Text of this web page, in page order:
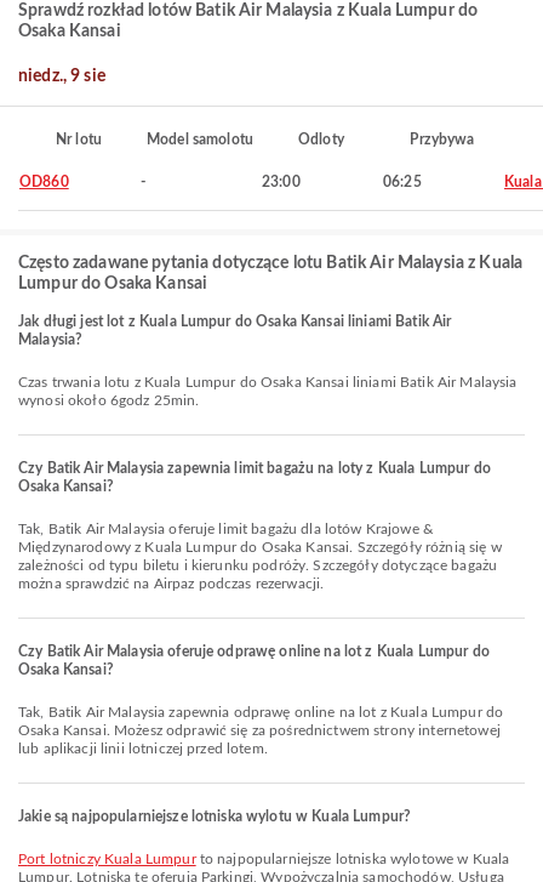
Sprawdź rozkład lotów Batik Air Malaysia z Kuala Lumpur do
Osaka Kansai
niedz., 9 sie
Nr lotu Model samolotu Odloty Przybywa
OD860 - 23:00 06:25
Często zadawane pytania dotyczące lotu Batik Air Malaysia z Kuala
Lumpur do Osaka Kansai
Jak długi jest lot z Kuala Lumpur do Osaka Kansai liniami Batik Air
Malaysia?
Czas trwania lotu z Kuala Lumpur do Osaka Kansai liniami Batik Air Malaysia
wynosi około 6godz 25min.
Czy Batik Air Malaysia zapewnia limit bagażu na loty z Kuala Lumpur do
Osaka Kansai?
Tak, Batik Air Malaysia oferuje limit bagażu dla lotów Krajowe &
Międzynarodowy z Kuala Lumpur do Osaka Kansai. Szczegóły różnią się w
zależności od typu biletu i kierunku podróży. Szczegóły dotyczące bagażu
można sprawdzić na Airpaz podczas rezerwacji.
Czy Batik Air Malaysia oferuje odprawę online na lot z Kuala Lumpur do
Osaka Kansai?
Tak, Batik Air Malaysia zapewnia odprawę online na lot z Kuala Lumpur do
Osaka Kansai. Możesz odprawić się za pośrednictwem strony internetowej
lub aplikacji linii lotniczej przed lotem.
Jakie są najpopularniejsze lotniska wylotu w Kuala Lumpur?
Port lotniczy Kuala Lumpurto najpopularniejsze lotniska wylotowe w Kuala
Lumpur. Lotniska te oferują Parkingi, Wypożyczalnia samochodów, Usługa